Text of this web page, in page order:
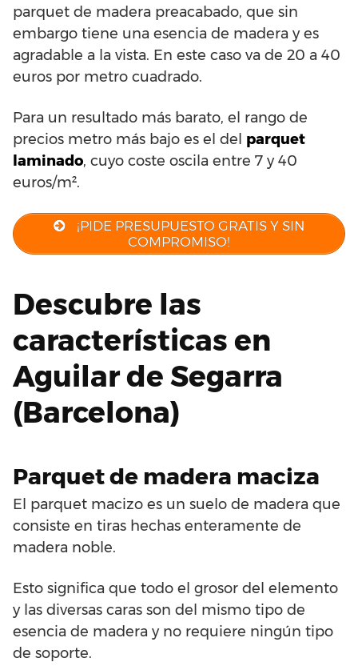
parquet de madera preacabado, que sin
embargo tiene una esencia de madera y es
agradable a la vista. En este caso va de 20 a 40
euros por metro cuadrado.
Para un resultado más barato, el rango de
precios metro más bajo es el del parquet
laminado, cuyo coste oscila entre 7 y 40
euros/m².
¡PIDE PRESUPUESTO GRATIS Y SIN
COMPROMISO!
Descubre las
características en
Aguilar de Segarra
(Barcelona)
Parquet de madera maciza
El parquet macizo es un suelo de madera que
consiste en tiras hechas enteramente de
madera noble.
Esto significa que todo el grosor del elemento
y las diversas caras son del mismo tipo de
esencia de madera y no requiere ningún tipo
de soporte.